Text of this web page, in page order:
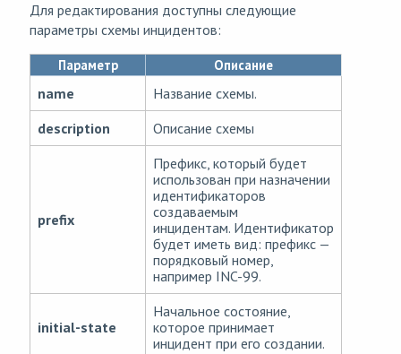
Для редактирования доступны следующие
параметры схемы инцидентов:
Параметр Описание
name
Название схемы.
description
Описание схемы
prefix
Префикс, который будет
использован при назначении
идентификаторов
создаваемым
инцидентам. Идентификатор
будет иметь вид: префикс —
порядковый номер,
например INC-99.
initial-state
Начальное состояние,
которое принимает
инцидент при его создании.